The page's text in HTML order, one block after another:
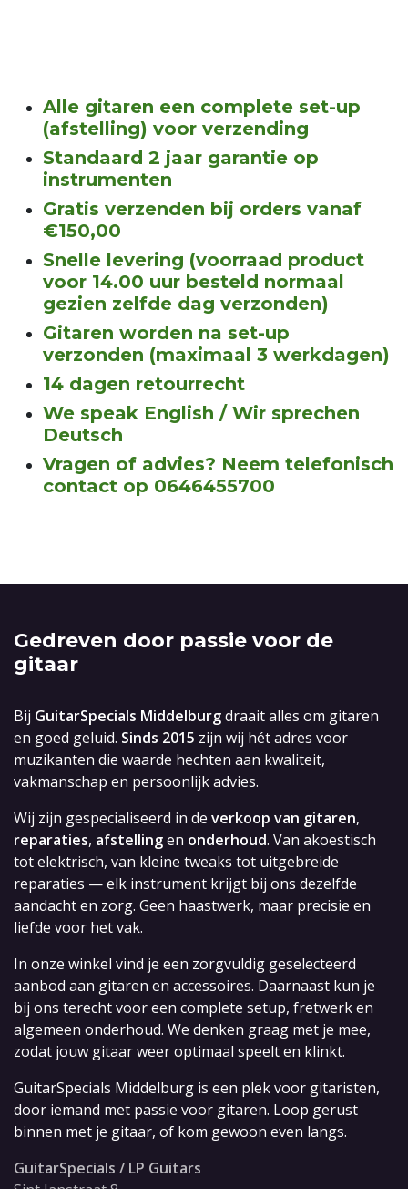
Alle gitaren een complete set-up
(afstelling) voor verzending
Standaard 2 jaar garantie op
instrumenten
Gratis verzenden bij orders vanaf
€150,00
Snelle levering (voorraad product
voor 14.00 uur besteld normaal
gezien zelfde dag verzonden)
Gitaren worden na set-up
verzonden (maximaal 3 werkdagen)
14 dagen retourrecht
We speak English / Wir sprechen
Deutsch
Vragen of advies? Neem telefonisch
contact op 0646455700
Gedreven door passie voor de
gitaar
Bij GuitarSpecials Middelburgdraait alles om gitaren
en goed geluid. Sinds 2015 zijn wij hét adres voor
muzikanten die waarde hechten aan kwaliteit,
vakmanschap en persoonlijk advies.
Wij zijn gespecialiseerd in de verkoop van gitaren,
reparaties, afstellingen onderhoud. Van akoestisch
tot elektrisch, van kleine tweaks tot uitgebreide
reparaties — elk instrument krijgt bij ons dezelfde
aandacht en zorg. Geen haastwerk, maar precisie en
liefde voor het vak.
In onze winkel vind je een zorgvuldig geselecteerd
aanbod aan gitaren en accessoires. Daarnaast kun je
bij ons terecht voor een complete setup, fretwerk en
algemeen onderhoud. We denken graag met je mee,
zodat jouw gitaar weer optimaal speelt en klinkt.
GuitarSpecials Middelburg is een plek voor gitaristen,
door iemand met passie voor gitaren. Loop gerust
binnen met je gitaar, of kom gewoon even langs.
GuitarSpecials / LP Guitars